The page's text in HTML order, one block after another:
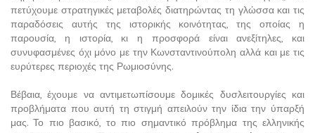
πετύχουμε στρατηγικές μεταβολές διατηρώντας τη γλώσσα και τις
παραδόσεις αυτής της ιστορικής κοινότητας, της οποίας η
παρουσία, η ιστορία, κι η προσφορά είναι ανεξίτηλες, και
συνυφασμένες όχι μόνο με την Κωνσταντινούπολη αλλά και με τις
ευρύτερες περιοχές της Ρωμιοσύνης.
Βέβαια, έχουμε να αντιμετωπίσουμε δομικές δυσλειτουργίες και
προβλήματα που αυτή τη στιγμή απειλούν την ίδια την ύπαρξή
μας. Το πιο βασικό, το πιο σημαντικό πρόβλημα της ελληνικής